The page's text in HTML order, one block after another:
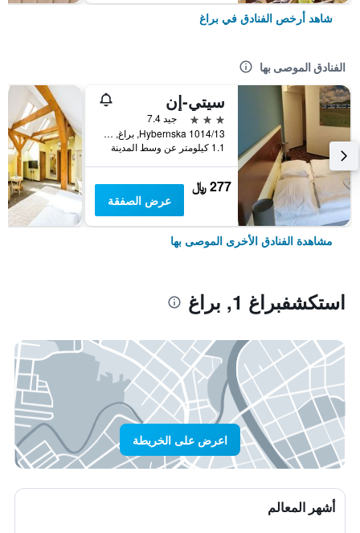
شاهد أرخص الفنادق في براغ
الفنادق الموصى بها
سيتي-إن
3 نجوم
جيد 7.4
Hybernska 1014/13, براغ, Prague Region, جمهورية التشيك
1.1 كيلومتر عن وسط المدينة
277 ﷼
عرض الصفقة
مشاهدة الفنادق الأخرى الموصى بها
استكشفبراغ 1, براغ
اعرض على الخريطة
أشهر المعالم